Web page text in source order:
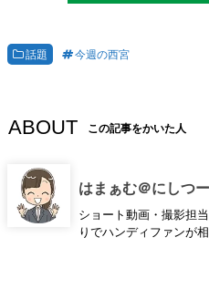
話題 今週の西宮
ABOUT この記事をかいた人
はまぁむ＠にしつ
ショート動画・撮影担
りでハンディファンが相